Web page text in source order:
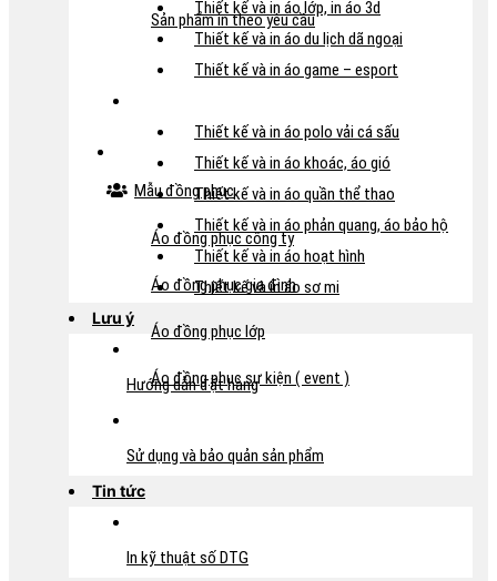
Sản phẩm in theo yêu cầu
Mẫu đồng phục
Áo đồng phục công ty
Áo đồng phục gia đình
Áo đồng phục lớp
Áo đồng phục sự kiện ( event )
Thiết kế và in áo lớp, in áo 3d
Thiết kế và in áo du lịch dã ngoại
Thiết kế và in áo game – esport
Thiết kế và in áo polo vải cá sấu
Thiết kế và in áo khoác, áo gió
Thiết kế và in áo quần thể thao
Thiết kế và in áo phản quang, áo bảo hộ
Thiết kế và in áo hoạt hình
Thiết kế và in áo sơ mi
Lưu ý
Hướng dẫn đặt hàng
Sử dụng và bảo quản sản phẩm
Tin tức
In kỹ thuật số DTG